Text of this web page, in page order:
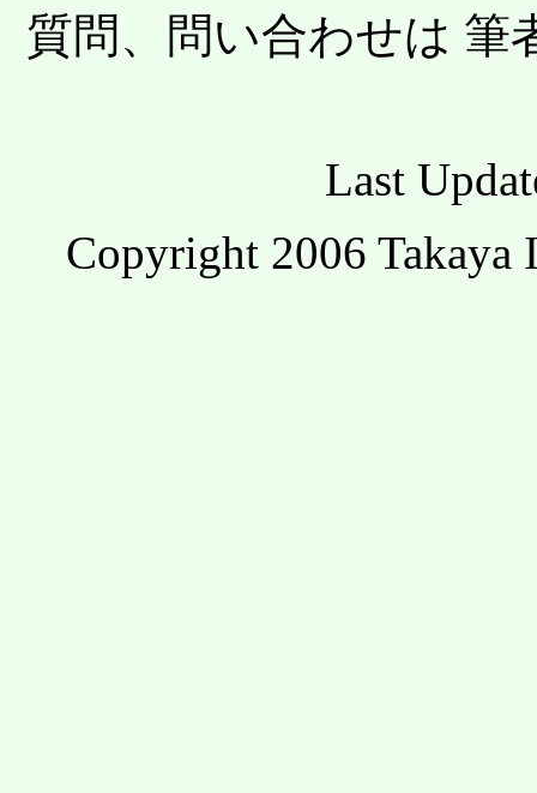
質問、問い合わせは 筆
Last
Copyright 2006